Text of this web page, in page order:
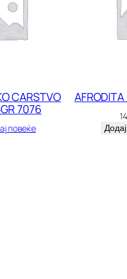
CARSTVO
7076
повеќе